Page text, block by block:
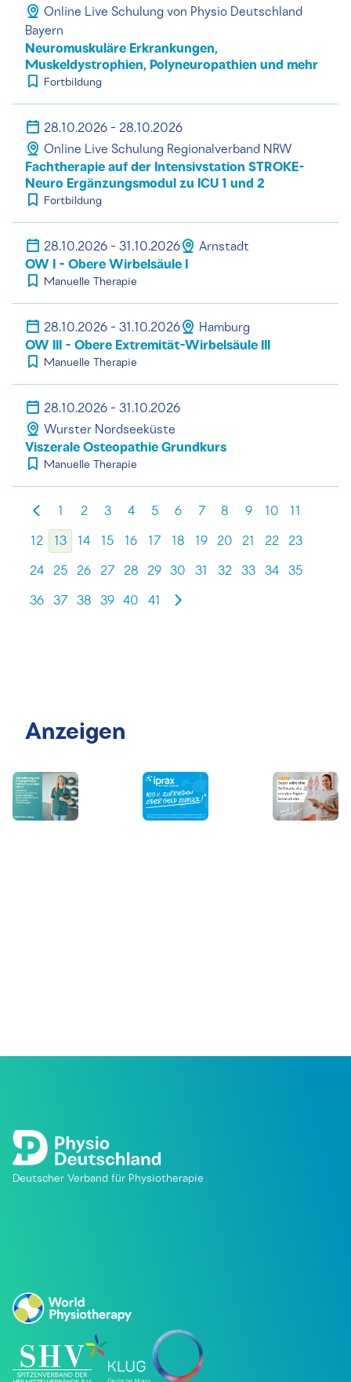
Online Live Schulung von Physio Deutschland
Bayern
Neuromuskuläre Erkrankungen,
Muskeldystrophien, Polyneuropathien und mehr
Fortbildung
28.10.2026 - 28.10.2026
Online Live Schulung Regionalverband NRW
Fachtherapie auf der Intensivstation STROKE-
Neuro Ergänzungsmodul zu ICU 1 und 2
Fortbildung
28.10.2026 - 31.10.2026 Arnstadt
OW I - Obere Wirbelsäule I
Manuelle Therapie
28.10.2026 - 31.10.2026 Hamburg
OW III - Obere Extremität-Wirbelsäule III
Manuelle Therapie
28.10.2026 - 31.10.2026
Wurster Nordseeküste
Viszerale Osteopathie Grundkurs
Manuelle Therapie
1 2 3 4 5 6 7 8 9 10 11
12 13 14 15 16 17 18 19 20 21 22 23
24 25 26 27 28 29 30 31 32 33 34 35
36 37 38 39 40 41
Anzeigen
Deutscher Verband für Physiotherapie